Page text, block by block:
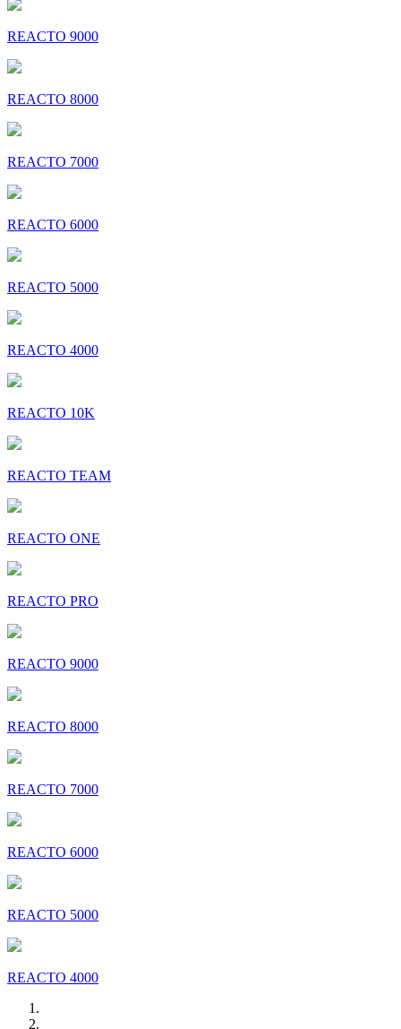
REACTO 9000
REACTO 8000
REACTO 7000
REACTO 6000
REACTO 5000
REACTO 4000
REACTO 10K
REACTO TEAM
REACTO ONE
REACTO PRO
REACTO 9000
REACTO 8000
REACTO 7000
REACTO 6000
REACTO 5000
REACTO 4000